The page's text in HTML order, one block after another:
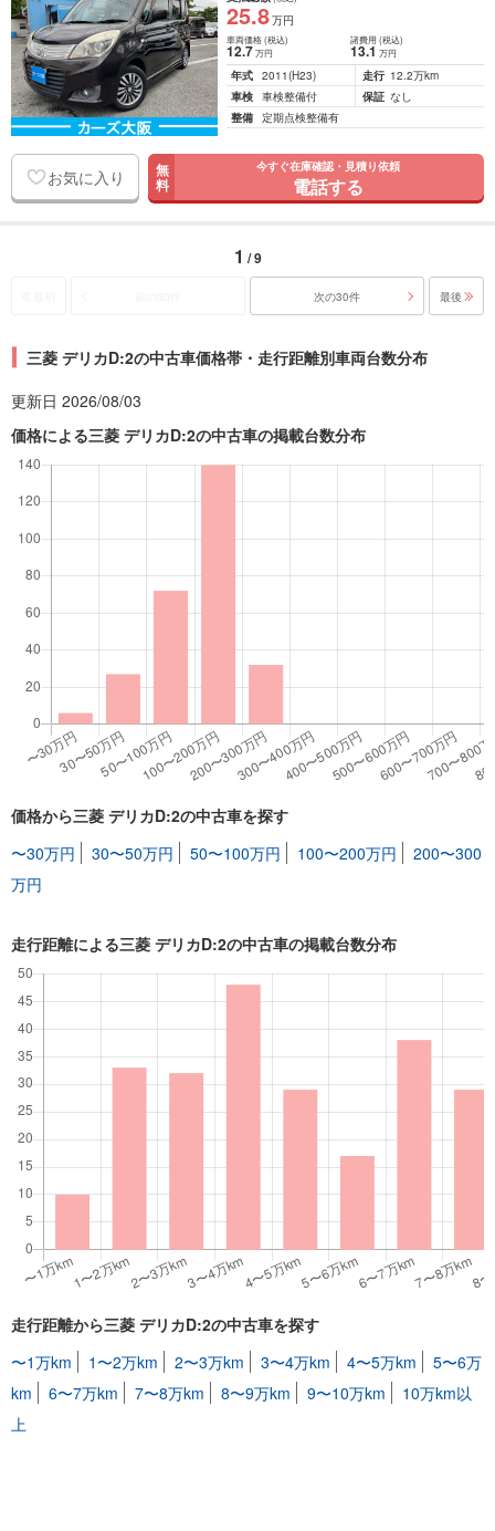
25.8万円
車両価格(税込)
12.7万円
諸費用 (税込)
13.1 万円
年式 2011(H23) 走行 12.2万km
車検 車検整備付 保証 なし
整備 定期点検整備有
お気に入り 無
料
今すぐ在庫確認・見積り依頼
電話する
1 / 9
次の30件 最後
三菱 デリカD:2の中古車価格帯・走行距離別車両台数分布
更新日 2026/08/03
価格による三菱 デリカD:2の中古車の掲載台数分布
価格から三菱 デリカD:2の中古車を探す
〜30万円
30〜50万円 50〜100万円 100〜200万円
200〜300
万円
走行距離による三菱 デリカD:2の中古車の掲載台数分布
走行距離から三菱 デリカD:2の中古車を探す
〜1万km
1〜2万km 2〜3万km 3〜4万km 4〜5万km
5〜6万
km
6〜7万km 7〜8万km 8〜9万km 9〜10万km
10万km以
上